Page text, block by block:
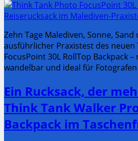
Zehn Tage Malediven, Sonne,
ausführlicher Praxistest des neuen
FocusPoint 30L RollTop Backpack
wandelbar und ideal für Fotografen
Ein Rucksack, der
Think Tank Walker
Backpack im